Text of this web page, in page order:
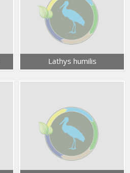
Lathys humilis